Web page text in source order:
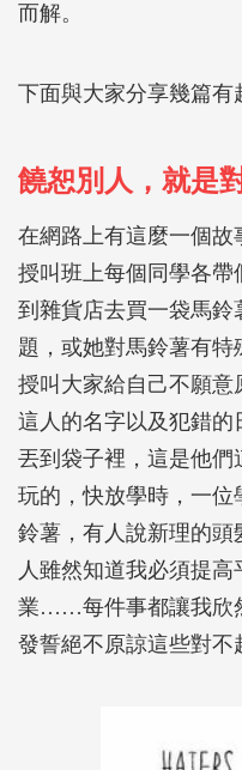
而解。
下面與大家分享幾篇有
饒恕別人，就是
在網路上有這麼一個
授叫班上每個同學各
到雜貨店去買一袋馬鈴
題，或她對馬鈴薯有
授叫大家給自己不願
這人的名字以及犯錯
丟到袋子裡，這是他
玩的，快放學時，一
鈴薯，有人說新理的
人雖然知道我必須提
業……每件事都讓我欣
發誓絕不原諒這些對不